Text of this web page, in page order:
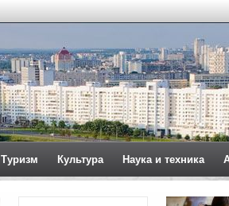
Туризм Культура Наука и техника